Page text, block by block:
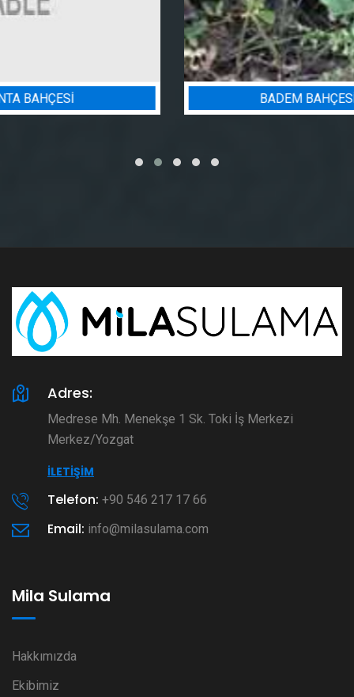
BADEM BAHÇESI SULAMA PROJESI
Adres:
Medrese Mh. Menekşe 1 Sk. Toki İş Merkezi
Merkez/Yozgat
İLETIŞIM
Telefon: +90 546 217 17 66
Email: info@milasulama.com
Mila Sulama
Hakkımızda
Ekibimiz